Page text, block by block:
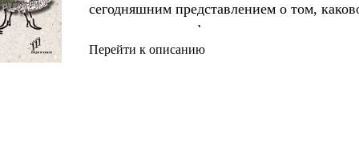
сегодняшним представлением о том,
в те времена, но факты – вещь упрямая,
обнаруживают непростой характер. Как
Перейти к описанию